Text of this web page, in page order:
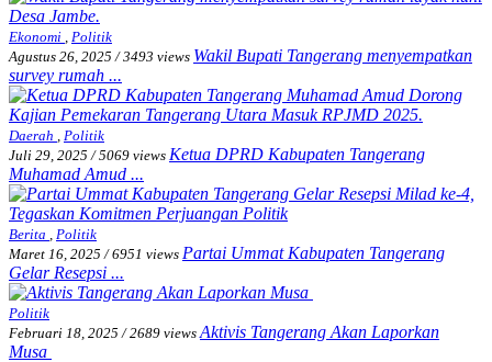
Ekonomi , Politik
Agustus 26, 2025 / 3493 views Wakil Bupati Tangerang menyempatkan
survey rumah ...
Daerah , Politik
Juli 29, 2025 / 5069 views Ketua DPRD Kabupaten Tangerang
Muhamad Amud ...
Berita , Politik
Maret 16, 2025 / 6951 views Partai Ummat Kabupaten Tangerang
Gelar Resepsi ...
Politik
Februari 18, 2025 / 2689 views Aktivis Tangerang Akan Laporkan
Musa